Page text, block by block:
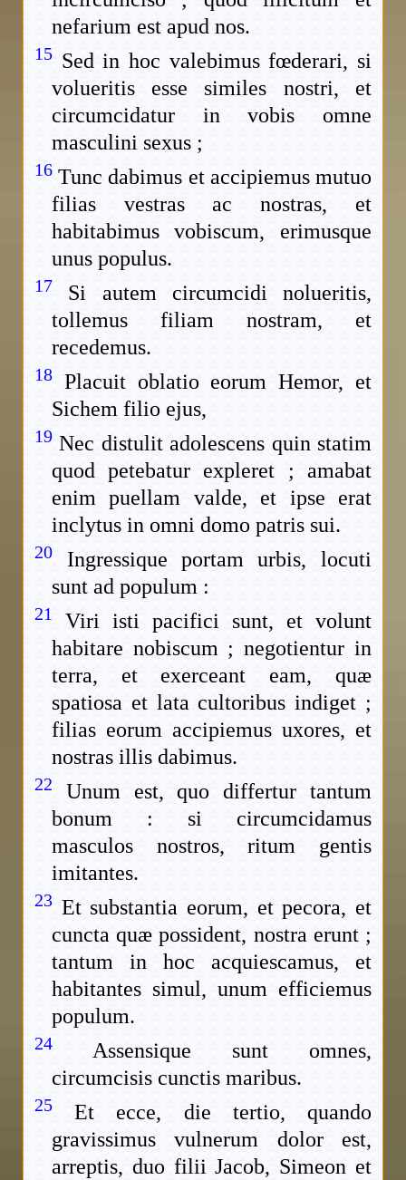
nefarium est apud nos.
15 Sed in hoc valebimus fœderari, si
volueritis esse similes nostri, et
circumcidatur in vobis omne
masculini sexus ;
16 Tunc dabimus et accipiemus mutuo
filias vestras ac nostras, et
habitabimus vobiscum, erimusque
unus populus.
17
Si autem circumcidi nolueritis,
tollemus filiam nostram, et
recedemus.
18 Placuit oblatio eorum Hemor, et
Sichem filio ejus,
19 Nec distulit adolescens quin statim
quod petebatur expleret ; amabat
enim puellam valde, et ipse erat
inclytus in omni domo patris sui.
20
Ingressique portam urbis, locuti
sunt ad populum :
21
Viri isti pacifici sunt, et volunt
habitare nobiscum ; negotientur in
terra, et exerceant eam, quæ
spatiosa et lata cultoribus indiget ;
filias eorum accipiemus uxores, et
nostras illis dabimus.
22
Unum est, quo differtur tantum
bonum : si circumcidamus
masculos nostros, ritum gentis
imitantes.
23 Et substantia eorum, et pecora, et
cuncta quæ possident, nostra erunt ;
tantum in hoc acquiescamus, et
habitantes simul, unum efficiemus
populum.
24
Assensique sunt omnes,
circumcisis cunctis maribus.
25
Et ecce, die tertio, quando
gravissimus vulnerum dolor est,
arreptis, duo filii Jacob, Simeon et